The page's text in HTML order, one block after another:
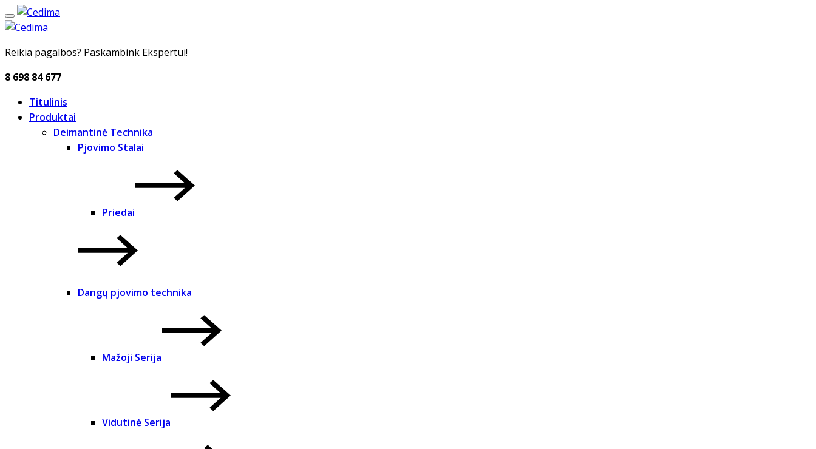
Reikia pagalbos? Paskambink Ekspertui!
8 698 84 677
Titulinis
Produktai
Deimantinė Technika
Pjovimo Stalai
Priedai
Dangų pjovimo technika
Mažoji Serija
Vidutinė Serija